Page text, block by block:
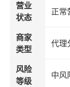
营业
状态
正常
商家
类型
代理
风险
等级
中风